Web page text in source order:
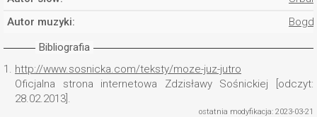
Autor muzyki:
Bibliografia
1. http://www.sosnicka.com/teksty/moze-juz-jutro
Oficjalna strona internetowa Zdzisławy Sośnickiej [odczyt:
28.02.2013].
ostatnia modyfikacja: 2023-03-21